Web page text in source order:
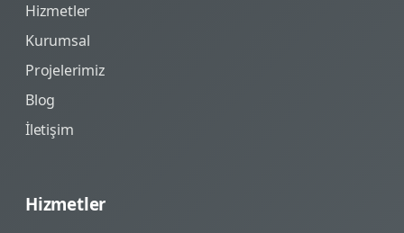
Hizmetler
Kurumsal
Projelerimiz
Blog
İletişim
Hizmetler